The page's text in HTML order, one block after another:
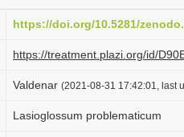
https://doi.org/10.5281/
https://treatment.plazi.org/id/
Valdenar (2021-08-31 17:42:01, last
Lasioglossum problematicum